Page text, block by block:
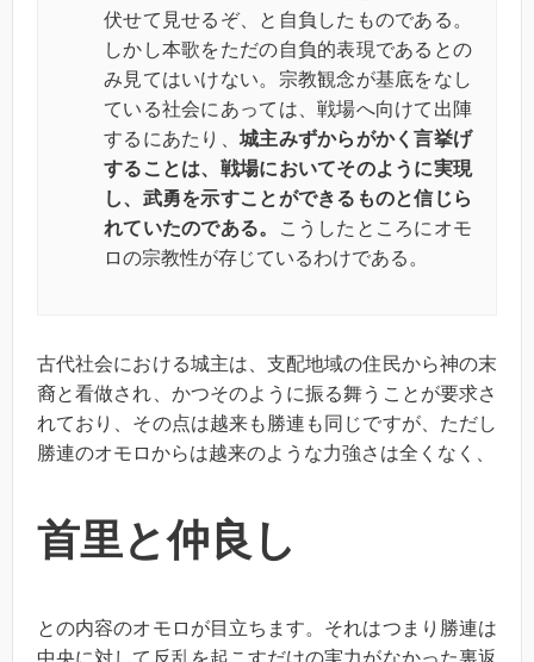
伏せて見せるぞ、と自負したものである。
しかし本歌をただの自負的表現であるとの
み見てはいけない。宗教観念が基底をなし
ている社会にあっては、戦場へ向けて出陣
するにあたり、 城主みずからがかく言挙げ
することは、戦場においてそのように実現
し、武勇を示すことができるものと信じら
れていたのである。
こうしたところにオモ
ロの宗教性が存じているわけである。
古代社会における城主は、支配地域の住民から神の末
裔と看做され、かつそのように振る舞うことが要求さ
れており、その点は越来も勝連も同じですが、ただし
勝連のオモロからは越来のような力強さは全くなく、
首里と仲良し
との内容のオモロが目立ちます。それはつまり勝連は
中央に対して反乱を起こすだけの実力がなかった裏返